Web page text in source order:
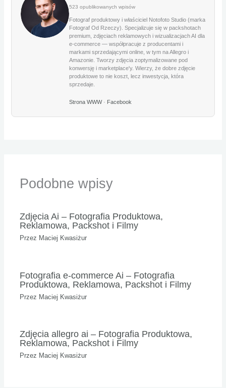
523 opublikowanych wpisów
Fotograf produktowy i właściciel Notofoto Studio (marka
Fotograf Od Rzeczy). Specjalizuje się w packshotach
premium, zdjęciach reklamowych i wizualizacjach AI dla
e-commerce — współpracuje z producentami i
markami sprzedającymi online, w tym na Allegro i
Amazonie. Tworzy zdjęcia zoptymalizowane pod
konwersję i marketplace'y. Wierzy, że dobre zdjęcie
produktowe to nie koszt, lecz inwestycja, która
sprzedaje.
Strona WWW· Facebook
Podobne wpisy
Zdjęcia Ai – Fotografia Produktowa,
Reklamowa, Packshot i Filmy
Przez Maciej Kwasiżur
Fotografia e-commerce Ai – Fotografia
Produktowa, Reklamowa, Packshot i Filmy
Przez Maciej Kwasiżur
Zdjęcia allegro ai – Fotografia Produktowa,
Reklamowa, Packshot i Filmy
Przez Maciej Kwasiżur